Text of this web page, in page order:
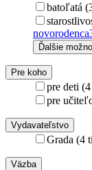
batoľatá
novorodenca
Ďalšie
Pre koho
pre deti
pre
Vydavateľstvo
Grada (4
Väzba